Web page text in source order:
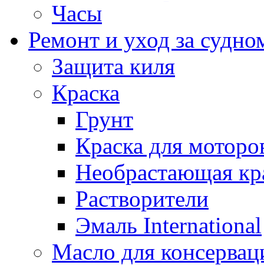
Часы
Ремонт и уход за
Защита киля
Краска
Грунт
Краска для
Необрастающая
Растворители
Эмаль International
Масло для